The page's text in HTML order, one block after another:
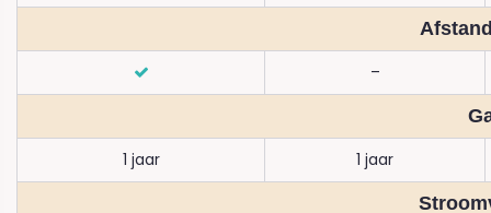
–
1 jaar
1 jaar